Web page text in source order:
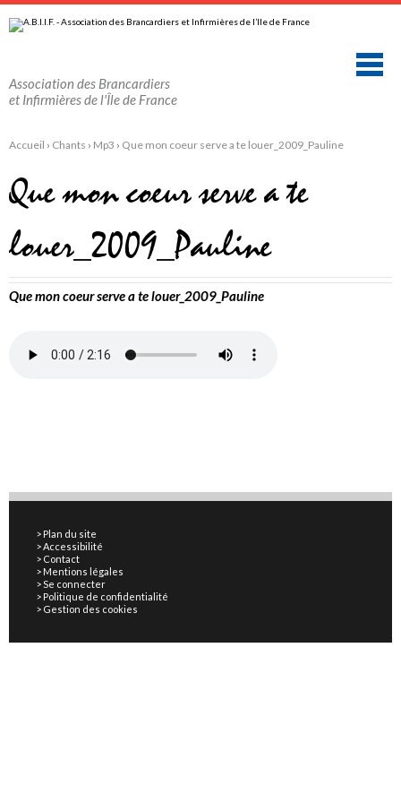
au
contenu.
navigation
personnels
Association des Brancardiers
et Infirmières de l'Île de France
Accueil › Chants › Mp3 › Que mon coeur serve a te louer_2009_Pauline
Que mon coeur serve a te
louer_2009_Pauline
Que mon coeur serve a te louer_2009_Pauline
Plan du site
Accessibilité
Contact
Mentions légales
Se connecter
Politique de confidentialité
Gestion des cookies